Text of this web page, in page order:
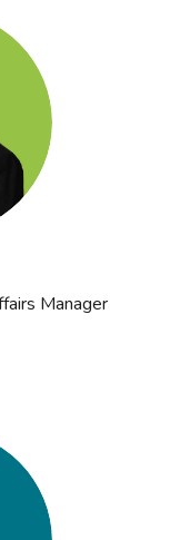
Manager